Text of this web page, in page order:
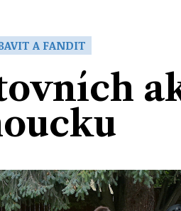
A FANDIT